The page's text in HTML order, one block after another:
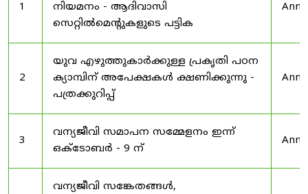
1
നിയമനം - ആദിവാസി
സെറ്റിൽമെന്റുകളുടെ പട്ടിക
2
യുവ എഴുത്തുകാർക്കുള്ള പ്രകൃതി പഠന
ക്യാമ്പിന് അപേക്ഷകൾ ക്ഷണിക്കുന്നു -
പത്രക്കുറിപ്പ്
3
വന്യജീവി സമാപന സമ്മേളനം ഇന്ന്
ഒക്ടോബർ - 9 ന്
വന്യജീവി സങ്കേതങ്ങൾ,